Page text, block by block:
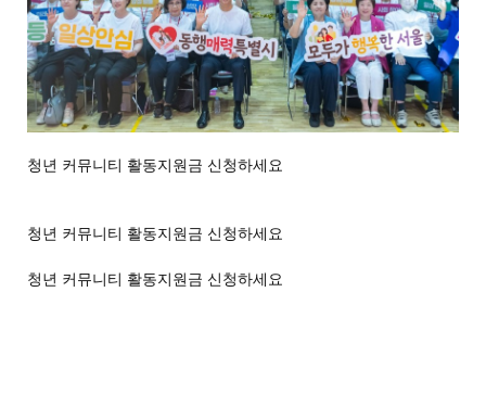
청년 커뮤니티 활동지원금 신청하세요
청년 커뮤니티 활동지원금 신청하세요
청년 커뮤니티 활동지원금 신청하세요